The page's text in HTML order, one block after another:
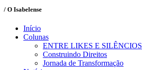
/ O Isabelense
Início
Colunas
ENTRE LIKES E SILÊNCIOS
Construindo Direitos
Jornada de Transformação